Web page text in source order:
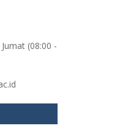
(08:00 -